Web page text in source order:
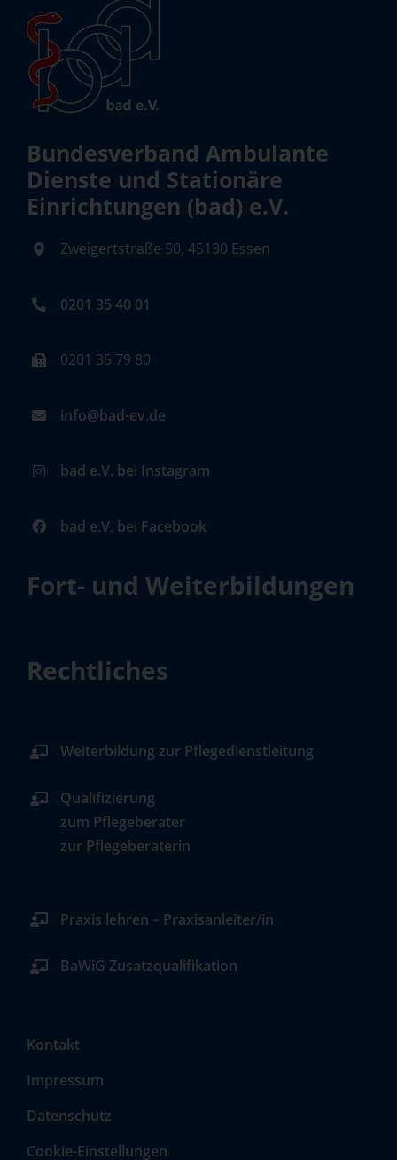
Bundesverband Ambulante
Dienste und Stationäre
Einrichtungen (bad) e.V.
Zweigertstraße 50, 45130 Essen
0201 35 40 01
0201 35 79 80
info@bad-ev.de
bad e.V. bei Instagram
bad e.V. bei Facebook
Fort- und Weiterbildungen
Rechtliches
Weiterbildung zur Pflegedienstleitung
Qualifizierung
zum Pflegeberater
zur Pflegeberaterin
Praxis lehren – Praxisanleiter/in
BaWiG Zusatzqualifikation
Kontakt
Impressum
Datenschutz
Cookie-Einstellungen